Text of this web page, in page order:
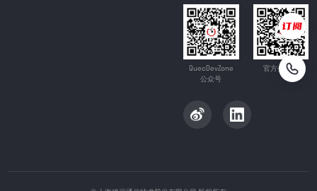
QuecDevZone
公众号
官方公众号